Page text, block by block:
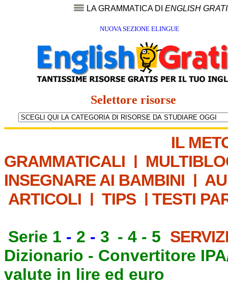
LA GRAMMATICA DI ENGLISH
NUOVA SEZIONE ELINGUE
Selettore risorse
IL
GRAMMATICALI |
INSEGNARE AI BAMBINI |
ARTICOLI | TIPS | TESTI
Serie 1 - 2 - 3 - 4 - 5
Dizionario - Convertitore
valute in lire ed euro